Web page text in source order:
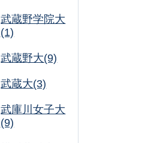
武蔵野学院大
(1)
武蔵野大(9)
武蔵大(3)
武庫川女子大
(9)